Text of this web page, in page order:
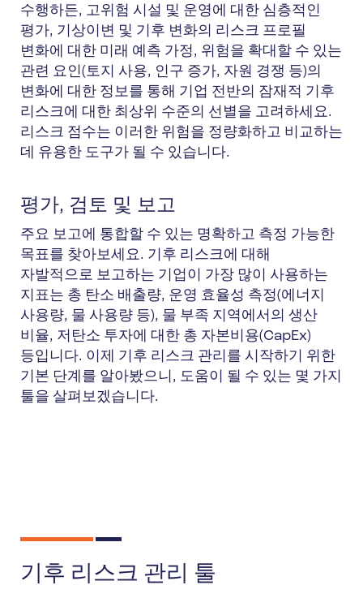
수행하든, 고위험 시설 및 운영에 대한 심층적인
평가, 기상이변 및 기후 변화의 리스크 프로필
변화에 대한 미래 예측 가정, 위험을 확대할 수 있는
관련 요인(토지 사용, 인구 증가, 자원 경쟁 등)의
변화에 대한 정보를 통해 기업 전반의 잠재적 기후
리스크에 대한 최상위 수준의 선별을 고려하세요.
리스크 점수는 이러한 위험을 정량화하고 비교하는
데 유용한 도구가 될 수 있습니다.
평가, 검토 및 보고
주요 보고에 통합할 수 있는 명확하고 측정 가능한
목표를 찾아보세요. 기후 리스크에 대해
자발적으로 보고하는 기업이 가장 많이 사용하는
지표는 총 탄소 배출량, 운영 효율성 측정(에너지
사용량, 물 사용량 등), 물 부족 지역에서의 생산
비율, 저탄소 투자에 대한 총 자본비용(CapEx)
등입니다. 이제 기후 리스크 관리를 시작하기 위한
기본 단계를 알아봤으니, 도움이 될 수 있는 몇 가지
툴을 살펴보겠습니다.
기후 리스크 관리 툴